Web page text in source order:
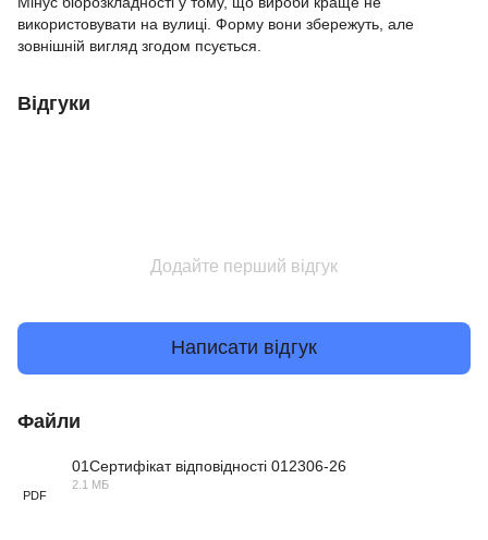
використовувати на вулиці. Форму вони збережуть, але
зовнішній вигляд згодом псується.
Відгуки
Додайте перший відгук
Написати відгук
Файли
PDF
01Сертифікат відповідності 012306-26
2.1 МБ